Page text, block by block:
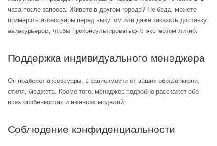
часа после запроса. Живете в другом городе? Не беда, можете
примерить аксессуары перед выкупом или даже заказать доставку
авиакурьером, чтобы проконсультироваться с экспертом лично.
Поддержка индивидуального менеджера
Он подберет аксессуары, в зависимости от ваших образа жизни,
стиля, бюджета. Кроме того, менеджер подробно расскажет обо
всех особенностях и нюансах моделей.
Соблюдение конфиденциальности